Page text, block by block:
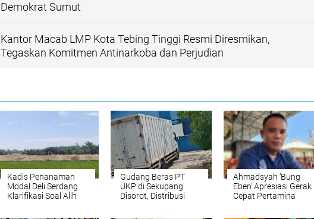
Demokrat Sumut
Kantor Macab LMP Kota Tebing Tinggi Resmi Diresmikan,
Tegaskan Komitmen Antinarkoba dan Perjudian
Kadis Penanaman
Modal Deli Serdang
Klarifikasi Soal Alih
Gudang Beras PT
UKP di Sekupang
Disorot, Distribusi
Ahmadsyah ‘Bung
Eben’ Apresiasi Gerak
Cepat Pertamina